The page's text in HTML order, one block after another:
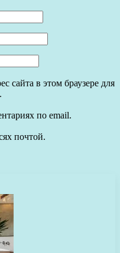
сайта в этом браузере для
по email.
почтой.